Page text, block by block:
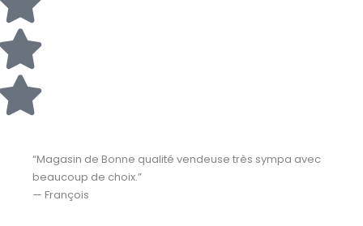
“Magasin de Bonne qualité vendeuse très sympa avec
beaucoup de choix.”
— François